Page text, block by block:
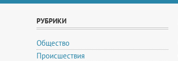
РУБРИКИ
Общество
Происшествия